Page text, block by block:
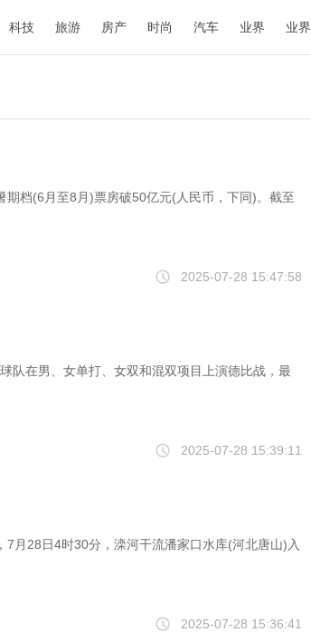
科技 旅游 房产 时尚 汽车 业界 业界
档(6月至8月)票房破50亿元(人民币，下同)。截至
2025-07-28 15:47:58
队在男、女单打、女双和混双项目上演德比战，最
2025-07-28 15:39:11
月28日4时30分，滦河干流潘家口水库(河北唐山)入
2025-07-28 15:36:41